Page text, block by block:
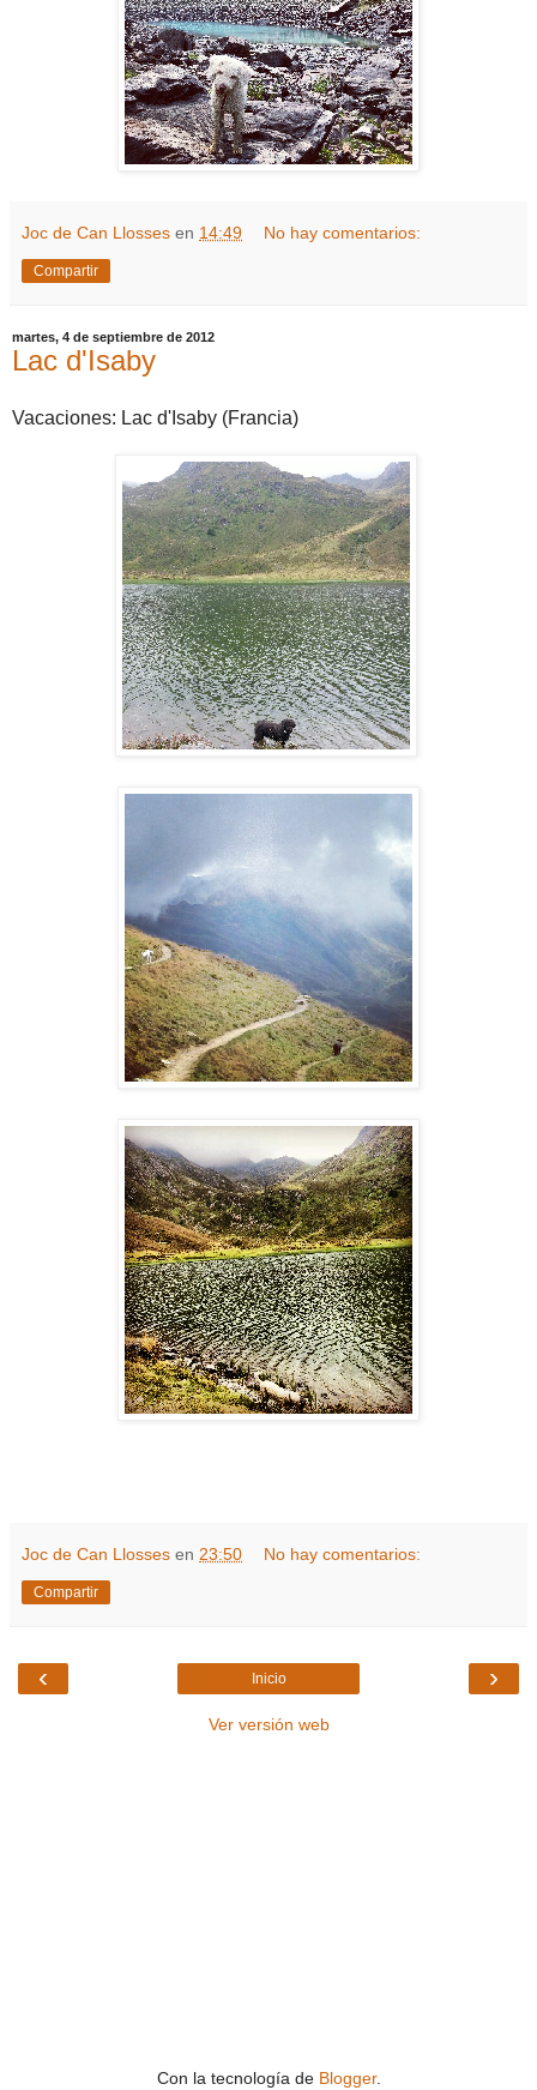
Joc de Can Llosses en 14:49 No hay comentarios:
Compartir
martes, 4 de septiembre de 2012
Lac d'Isaby
Vacaciones: Lac d'Isaby (Francia)
Joc de Can Llosses en 23:50 No hay comentarios:
Compartir
‹ ›
Inicio
Ver versión web
Con la tecnología de Blogger.